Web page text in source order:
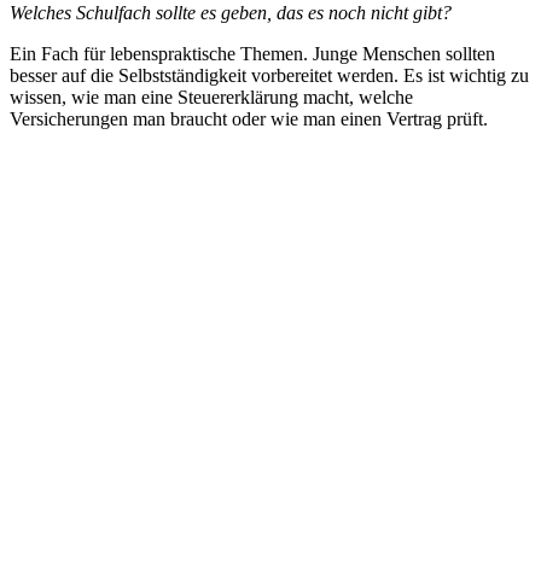
Welches Schulfach sollte es geben, das es noch nicht gibt?
Ein Fach für lebenspraktische Themen. Junge Menschen sollten
besser auf die Selbstständigkeit vorbereitet werden. Es ist wichtig zu
wissen, wie man eine Steuererklärung macht, welche
Versicherungen man braucht oder wie man einen Vertrag prüft.